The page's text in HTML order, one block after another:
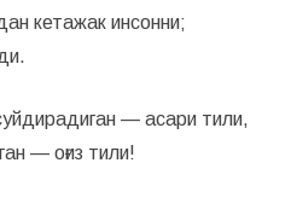
кетажак инсонни;
— асари тили,
— оғиз тили!